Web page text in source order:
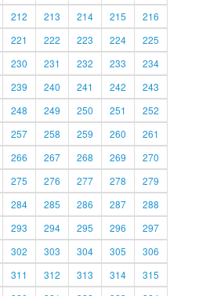
212 213 214 215
216
221 222 223 224
225
230 231 232 233
234
239 240 241 242
243
248 249 250 251
252
257 258 259 260
261
266 267 268 269
270
275 276 277 278
279
284 285 286 287
288
293 294 295 296
297
302 303 304 305
306
311 312 313 314
315